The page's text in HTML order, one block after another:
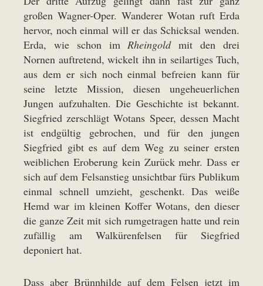
großen Wagner-Oper. Wanderer Wotan ruft Erda
hervor, noch einmal will er das Schicksal wenden.
Erda, wie schon imRheingoldmit den drei
Nornen auftretend, wickelt ihn in seilartiges Tuch,
aus dem er sich noch einmal befreien kann für
seine letzte Mission, diesen ungeheuerlichen
Jungen aufzuhalten. Die Geschichte ist bekannt.
Siegfried zerschlägt Wotans Speer, dessen Macht
ist endgültig gebrochen, und für den jungen
Siegfried gibt es auf dem Weg zu seiner ersten
weiblichen Eroberung kein Zurück mehr. Dass er
sich auf dem Felsanstieg unsichtbar fürs Publikum
einmal schnell umzieht, geschenkt. Das weiße
Hemd war im kleinen Koffer Wotans, den dieser
die ganze Zeit mit sich rumgetragen hatte und rein
zufällig am Walkürenfelsen für Siegfried
deponiert hat.
Dass aber Brünnhilde auf dem Felsen jetzt im